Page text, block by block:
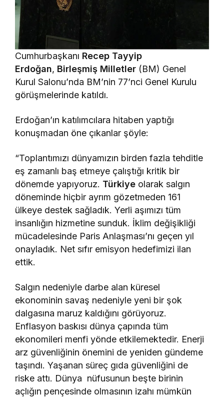
Cumhurbaşkanı Recep Tayyip
Erdoğan, Birleşmiş Milletler (BM) Genel
Kurul Salonu’nda BM’nin 77’nci Genel Kurulu
görüşmelerinde katıldı.
Erdoğan’ın katılımcılara hitaben yaptığı
konuşmadan öne çıkanlar şöyle:
“Toplantımızı dünyamızın birden fazla tehditle
eş zamanlı baş etmeye çalıştığı kritik bir
dönemde yapıyoruz. Türkiye olarak salgın
döneminde hiçbir ayrım gözetmeden 161
ülkeye destek sağladık. Yerli aşımızı tüm
insanlığın hizmetine sunduk. İklim değişikliği
mücadelesinde Paris Anlaşması’nı geçen yıl
onayladık. Net sıfır emisyon hedefimizi ilan
ettik.
Salgın nedeniyle darbe alan küresel
ekonominin savaş nedeniyle yeni bir şok
dalgasına maruz kaldığını görüyoruz.
Enflasyon baskısı dünya çapında tüm
ekonomileri menfi yönde etkilemektedir. Enerji
arz güvenliğinin önemini de yeniden gündeme
taşındı. Yaşanan süreç gıda güvenliğini de
riske attı. Dünya nüfusunun beşte birinin
açlığın pençesinde olmasının izahı mümkün